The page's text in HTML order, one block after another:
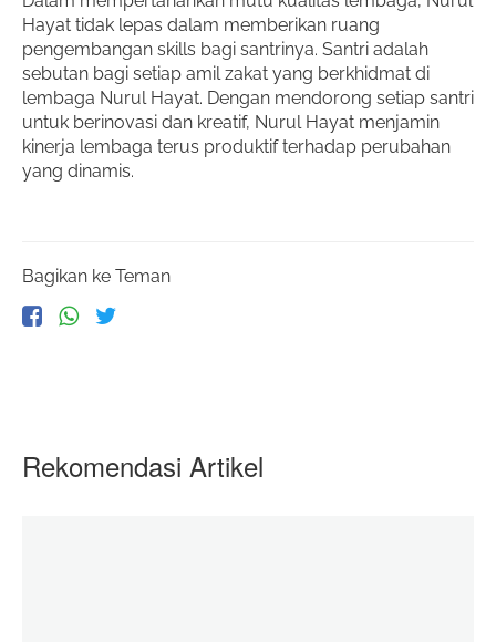
Hayat tidak lepas dalam memberikan ruang
pengembangan skills bagi santrinya. Santri adalah
sebutan bagi setiap amil zakat yang berkhidmat di
lembaga Nurul Hayat. Dengan mendorong setiap santri
untuk berinovasi dan kreatif, Nurul Hayat menjamin
kinerja lembaga terus produktif terhadap perubahan
yang dinamis.
Bagikan ke Teman
Rekomendasi Artikel